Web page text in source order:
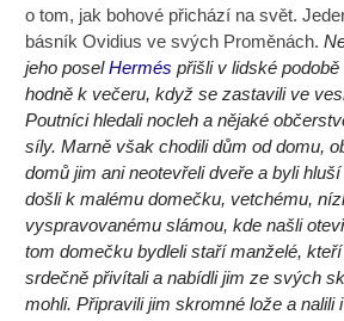
o tom, jak bohové přichází na svět.
básník Ovidius ve svých Proměnách.
jeho posel Hermés přišli v lidské
hodně k večeru, když se zastavili ve
Poutníci hledali nocleh a nějaké
síly. Marně však chodili dům od domu,
domů jim ani neotevřeli dveře a byli
došli k malému domečku, vetchému,
vyspravovanému slámou, kde našli
tom domečku bydleli staří manželé,
srdečně přivítali a nabídli jim ze svých
mohli. Připravili jim skromné lože a nalili